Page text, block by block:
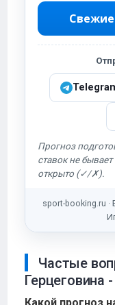
Свежие
Прогноз
ставок не
открыто (✓/✗).
sport-booking.ru ·
Частые
Герцеговина